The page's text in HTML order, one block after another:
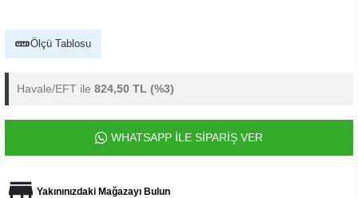
Ölçü Tablosu
Havale/EFT ile 824,50 TL (%3)
WHATSAPP İLE SİPARİŞ VER
Yakınınızdaki Mağazayı Bulun